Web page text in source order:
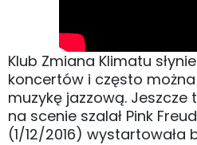
Klub Zmiana Klimatu
koncertów i często
muzykę jazzową. Jeszcze
na scenie szalał Pink
(1/12/2016) wystartowała